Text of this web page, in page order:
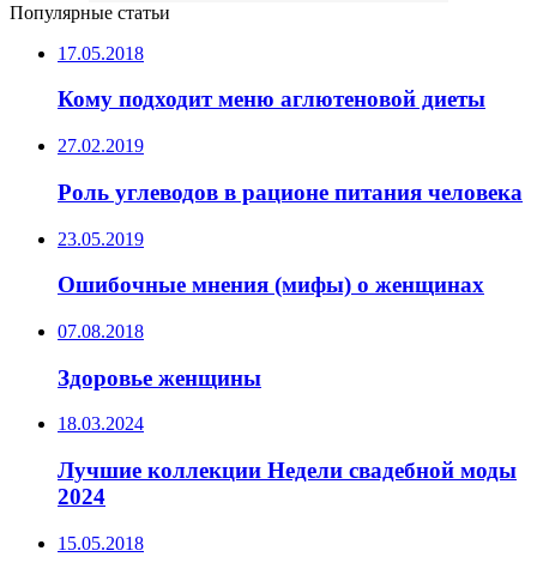
Популярные статьи
17.05.2018
Кому подходит меню аглютеновой диеты
27.02.2019
Роль углеводов в рационе питания человека
23.05.2019
Ошибочные мнения (мифы) о женщинах
07.08.2018
Здоровье женщины
18.03.2024
Лучшие коллекции Недели свадебной моды
2024
15.05.2018